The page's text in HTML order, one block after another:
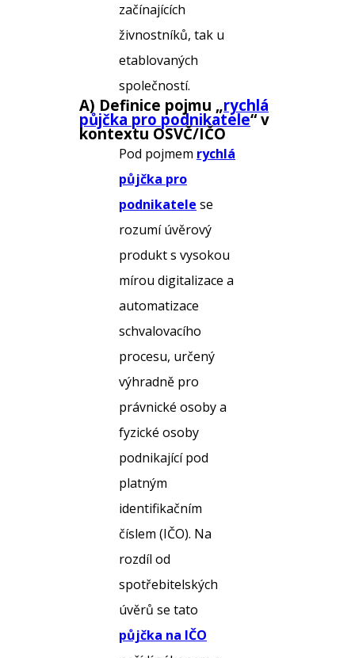
začínajících
živnostníků, tak u
etablovaných
společností.
A) Definice pojmu „rychlá
půjčka pro podnikatele“ v
kontextu OSVČ/IČO
Pod pojmem rychlá
půjčka pro
podnikatele se
rozumí úvěrový
produkt s vysokou
mírou digitalizace a
automatizace
schvalovacího
procesu, určený
výhradně pro
právnické osoby a
fyzické osoby
podnikající pod
platným
identifikačním
číslem (IČO). Na
rozdíl od
spotřebitelských
úvěrů se tato
půjčka na IČO